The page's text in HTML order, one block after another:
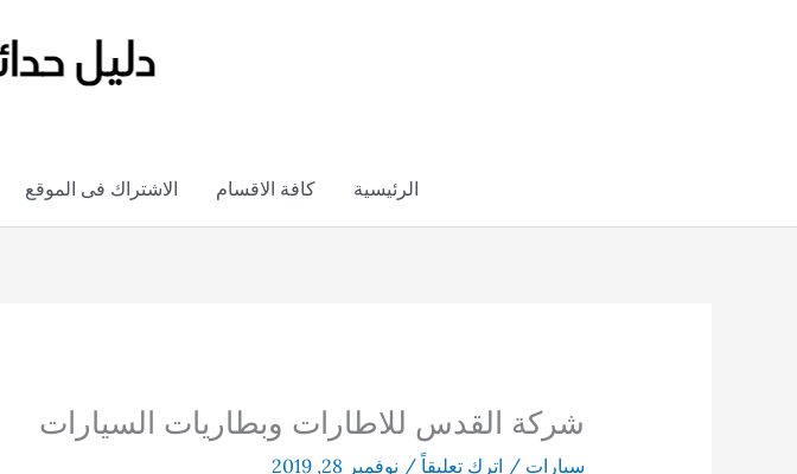
الرئيسية كافة الاقسام الاشتراك فى الموقع
شركة القدس للاطارات وبطاريات السيارات
سيارات / اترك تعليقاً / نوفمبر 28, 2019